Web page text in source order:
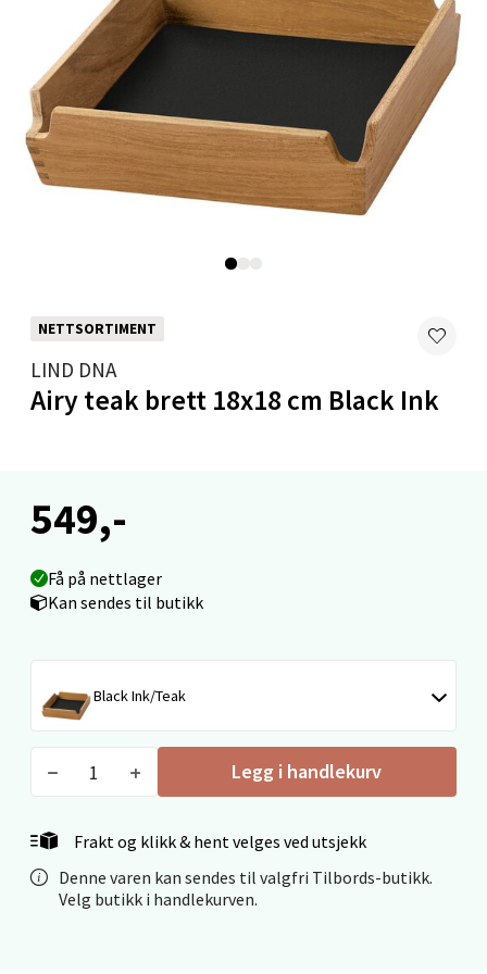
NETTSORTIMENT
LIND DNA
Airy teak brett 18x18 cm Black Ink
549,-
Få på nettlager
Kan sendes til butikk
Black Ink/Teak
Legg i handlekurv
Frakt og klikk & hent velges ved utsjekk
Denne varen kan sendes til valgfri Tilbords-butikk.
Velg butikk i handlekurven.
Velg
Mo i Rana - Thon Senter Mo i Rana
Fridtjof Nansensgate 22, 8622 Mo i Rana
Åpent i dag 10-18
0 i butikk
Molde - Moldetorget
Torget 1, 6413 Molde
Åpent i dag 10-18
Velg